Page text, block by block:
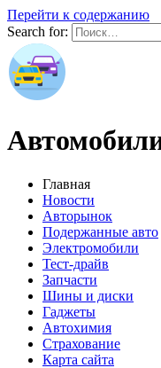
Перейти к содержанию
Search for:
Главная
Новости
Авторынок
Подержанные авто
Электромобили
Тест-драйв
Запчасти
Шины и диски
Гаджеты
Автохимия
Страхование
Карта сайта